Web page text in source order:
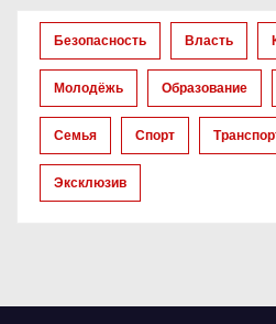
з
а
п
и
с
м
Безопасность Власть
Молодёжь Образование
Семья Спорт
Эксклюзив